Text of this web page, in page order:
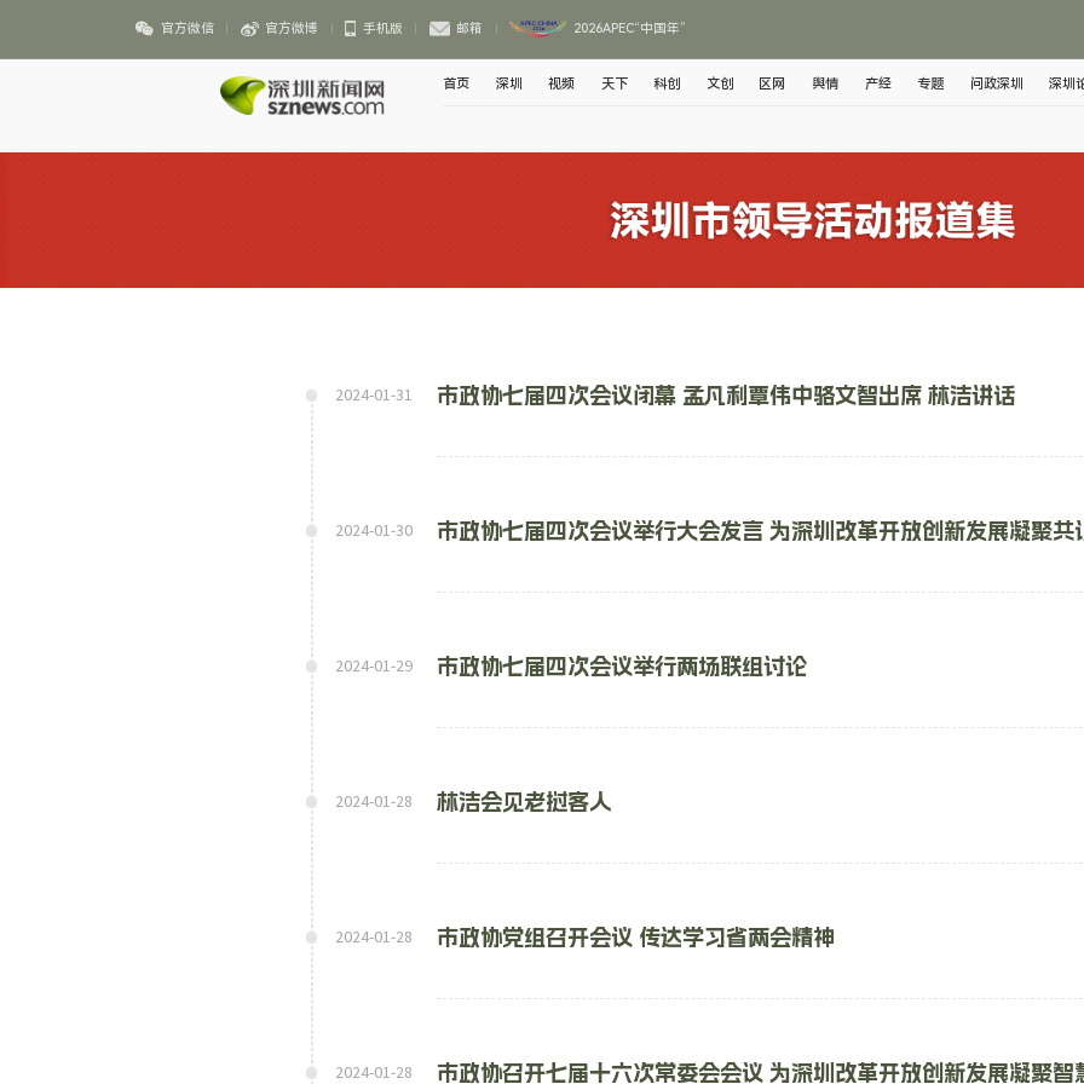
官方微信 官方微博 手机版 邮箱 2026APEC“中国年”
首页 深圳 视频 天下 科创 文创 区网 舆情 产经 专题 问政深圳 深圳
2024-01-31 市政协七届四次会议闭幕 孟凡利覃伟中骆文智出席 林洁讲话
2024-01-30 市政协七届四次会议举行大会发言 为深圳改革开放创新发展凝聚共
2024-01-29 市政协七届四次会议举行两场联组讨论
2024-01-28 林洁会见老挝客人
2024-01-28 市政协党组召开会议 传达学习省两会精神
2024-01-28 市政协召开七届十六次常委会会议 为深圳改革开放创新发展凝聚智